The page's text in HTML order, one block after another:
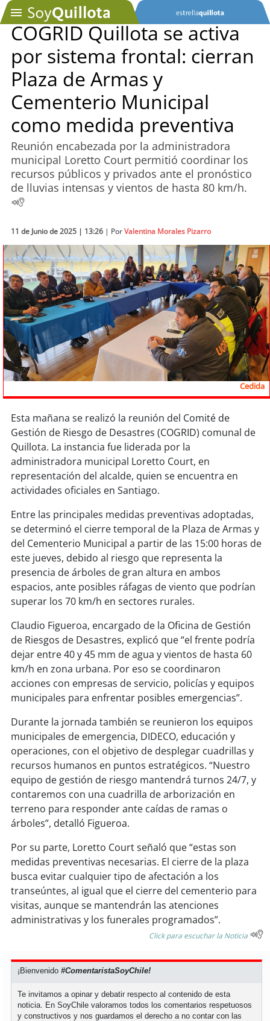
Podcast
Actualidad
Entretención
Economía
Tecnología
Sostenibilidad
soychile
soyarica
soyiquique
soycalama
soyantofagasta
soycopiapó
soy valparaíso
soyquillota
soysanantonio
soychillán
soysancarlos
soy talcahuano
soyconcepción
soycoronel
soyarauco
soytemuco
soy valdivia
soyosorno
soychiloé
COGRID Quillota se activa
por sistema frontal: cierran
Plaza de Armas y
Cementerio Municipal
como medida preventiva
Reunión encabezada por la administradora
municipal Loretto Court permitió coordinar los
recursos públicos y privados ante el pronóstico
de lluvias intensas y vientos de hasta 80 km/h.
11 de Junio de 2025 | 13:26 | PorValentina Morales Pizarro
Cedida
Esta mañana se realizó la reunión del Comité de
Gestión de Riesgo de Desastres (COGRID) comunal de
Quillota. La instancia fue liderada por la
administradora municipal Loretto Court, en
representación del alcalde, quien se encuentra en
actividades oficiales en Santiago.
Entre las principales medidas preventivas adoptadas,
se determinó el cierre temporal de la Plaza de Armas y
del Cementerio Municipal a partir de las 15:00 horas de
este jueves, debido al riesgo que representa la
presencia de árboles de gran altura en ambos
espacios, ante posibles ráfagas de viento que podrían
superar los 70 km/h en sectores rurales.
Claudio Figueroa, encargado de la Oficina de Gestión
de Riesgos de Desastres, explicó que “el frente podría
dejar entre 40 y 45 mm de agua y vientos de hasta 60
km/h en zona urbana. Por eso se coordinaron
acciones con empresas de servicio, policías y equipos
municipales para enfrentar posibles emergencias”.
Durante la jornada también se reunieron los equipos
municipales de emergencia, DIDECO, educación y
operaciones, con el objetivo de desplegar cuadrillas y
recursos humanos en puntos estratégicos. “Nuestro
equipo de gestión de riesgo mantendrá turnos 24/7, y
contaremos con una cuadrilla de arborización en
terreno para responder ante caídas de ramas o
árboles”, detalló Figueroa.
Por su parte, Loretto Court señaló que “estas son
medidas preventivas necesarias. El cierre de la plaza
busca evitar cualquier tipo de afectación a los
transeúntes, al igual que el cierre del cementerio para
visitas, aunque se mantendrán las atenciones
administrativas y los funerales programados”.
Click para escuchar la Noticia
¡Bienvenido#ComentaristaSoyChile!
Te invitamos a opinar y debatir respecto al contenido de esta
noticia. En SoyChile valoramos todos los comentarios respetuosos
y constructivos y nos guardamos el derecho a no contar con las